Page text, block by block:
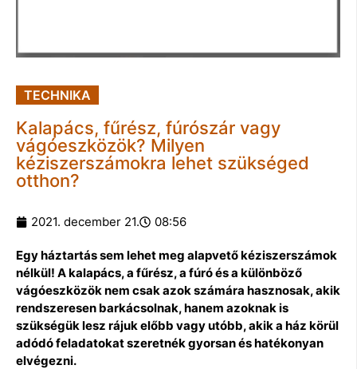
TECHNIKA
Kalapács, fűrész, fúrószár vagy
vágóeszközök? Milyen
kéziszerszámokra lehet szükséged
otthon?
2021. december 21. 08:56
Egy háztartás sem lehet meg alapvető kéziszerszámok
nélkül! A kalapács, a fűrész, a fúró és a különböző
vágóeszközök nem csak azok számára hasznosak, akik
rendszeresen barkácsolnak, hanem azoknak is
szükségük lesz rájuk előbb vagy utóbb, akik a ház körül
adódó feladatokat szeretnék gyorsan és hatékonyan
elvégezni.